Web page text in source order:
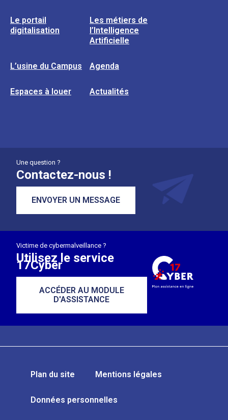
Le portail
digitalisation
Les métiers de
l’Intelligence
Artificielle
L’usine du Campus Agenda
Espaces à louer Actualités
Une question ?
Contactez-nous !
ENVOYER UN MESSAGE
Victime de cybermalveillance ?
Utilisez le service
17Cyber
ACCÉDER AU MODULE
D'ASSISTANCE
Plan du site Mentions légales
Données personnelles